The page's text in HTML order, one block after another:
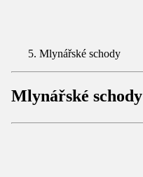
Mlynářské schody
Mlynářské schody